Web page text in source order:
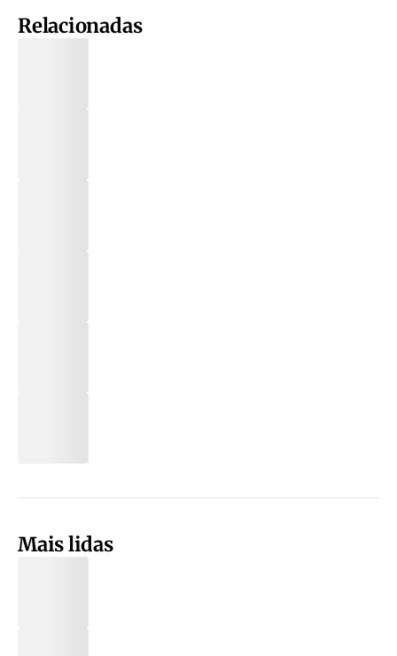
Relacionadas
Mais lidas